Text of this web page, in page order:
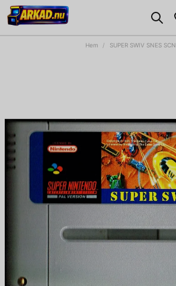
Hem SUPER SWIV SNES SCN